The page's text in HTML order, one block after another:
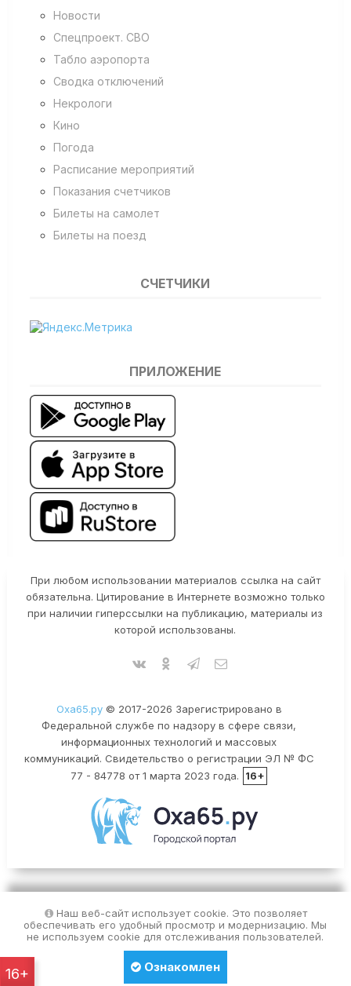
Новости
Спецпроект. СВО
Табло аэропорта
Сводка отключений
Некрологи
Кино
Погода
Расписание мероприятий
Показания счетчиков
Билеты на самолет
Билеты на поезд
СЧЕТЧИКИ
ПРИЛОЖЕНИЕ
При любом использовании материалов ссылка на сайт
обязательна. Цитирование в Интернете возможно только
при наличии гиперссылки на публикацию, материалы из
которой использованы.
Оха65.ру© 2017-2026 Зарегистрировано в
Федеральной службе по надзору в сфере связи,
информационных технологий и массовых
коммуникаций. Свидетельство о регистрации ЭЛ № ФС
77 - 84778 от 1 марта 2023 года.
16+
Наш веб-сайт использует cookie. Это позволяет
обеспечивать его удобный просмотр и модернизацию. Мы
не используем cookie для отслеживания пользователей.
Ознакомлен
16+